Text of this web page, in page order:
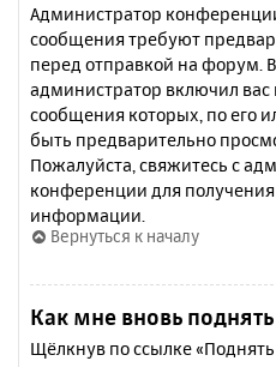
Администратор
сообщения требуют
перед отправкой на форум.
администратор включил вас
сообщения которых, по его
быть предварительно
Пожалуйста, свяжитесь с
конференции для
информации.
Вернуться к началу
Как мне вновь
Щёлкнув по ссылке